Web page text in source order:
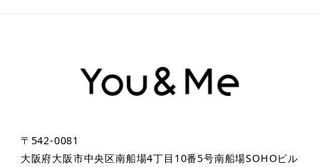
〒542-0081
大阪府大阪市中央区南船場4丁目10番5号南船場SOHOビル